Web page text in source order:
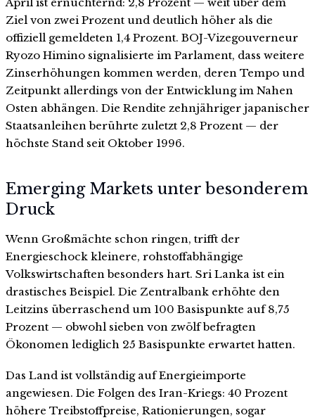
Ziel von zwei Prozent und deutlich höher als die
offiziell gemeldeten 1,4 Prozent. BOJ-Vizegouverneur
Ryozo Himino signalisierte im Parlament, dass weitere
Zinserhöhungen kommen werden, deren Tempo und
Zeitpunkt allerdings von der Entwicklung im Nahen
Osten abhängen. Die Rendite zehnjähriger japanischer
Staatsanleihen berührte zuletzt 2,8 Prozent — der
höchste Stand seit Oktober 1996.
Emerging Markets unter besonderem
Druck
Wenn Großmächte schon ringen, trifft der
Energieschock kleinere, rohstoffabhängige
Volkswirtschaften besonders hart. Sri Lanka ist ein
drastisches Beispiel. Die Zentralbank erhöhte den
Leitzins überraschend um 100 Basispunkte auf 8,75
Prozent — obwohl sieben von zwölf befragten
Ökonomen lediglich 25 Basispunkte erwartet hatten.
Das Land ist vollständig auf Energieimporte
angewiesen. Die Folgen des Iran-Kriegs: 40 Prozent
höhere Treibstoffpreise, Rationierungen, sogar